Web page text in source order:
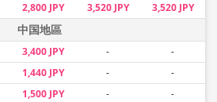
2,800 JPY 3,520 JPY 3,520 JPY
中国地區
3,400 JPY - -
1,440 JPY - -
1,500 JPY - -